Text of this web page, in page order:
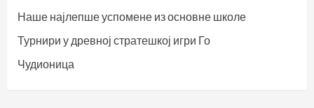
Наше најлепше успомене из основне школе
Турнири у древној стратешкој игри Го
Чудионица